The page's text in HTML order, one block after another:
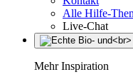
Alle Hilfe-
Live-Chat
Mehr Inspiration